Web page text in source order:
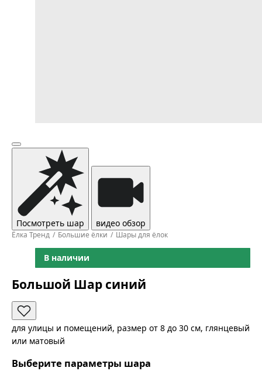
Посмотреть шар видео обзор
Ёлка Тренд Большие ёлки Шары для ёлок
В наличии
Большой Шар синий
для улицы и помещений, размер от 8 до 30 см, глянцевый
или матовый
Выберите параметры шара